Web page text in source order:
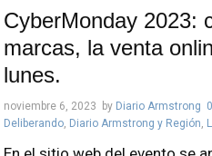
CyberMonday 2023:
marcas, la venta
lunes.
noviembre 6, 2023 by Diario Armstrong
Deliberando, Diario Armstrong y Región,